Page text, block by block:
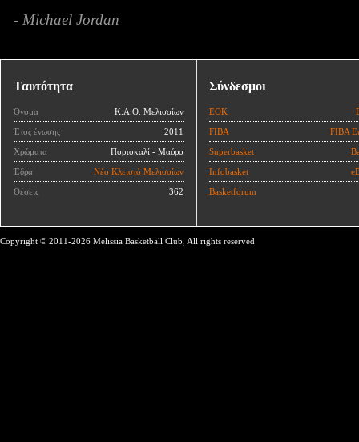
- Michael Jordan
Ταυτότητα
Όνομα Κ.Α.Ο. Μελισσίων
Έτος ένωσης 2011
Χρώματα Πορτοκαλί - Μαύρο
Έδρα Νέο Κλειστό Μελισσίων
Θέσεις 362
Σύνδεσμοι
ΕΟΚ
FIBA FIBA
Superbasket
Infobasket
Basketforum
Copyright © 2011-2026 Melissia Basketball Club, All rights reserved